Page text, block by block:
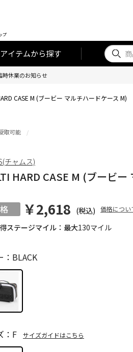
プ
アイテムから探す
休業のお知らせ
CASE M (ブービー マルチハードケース M)
ステージマイル：最大130マイル
取可能
HARD CASE M (ブービ
￥2,618 (税込) 価格につい
：BLACK
：F サイズガイドはこちら
チャムス)